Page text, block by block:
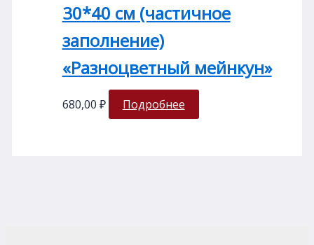
30*40 см (частичное
заполнение)
«Разноцветный мейнкун»
680,00 ₽ Подробнее